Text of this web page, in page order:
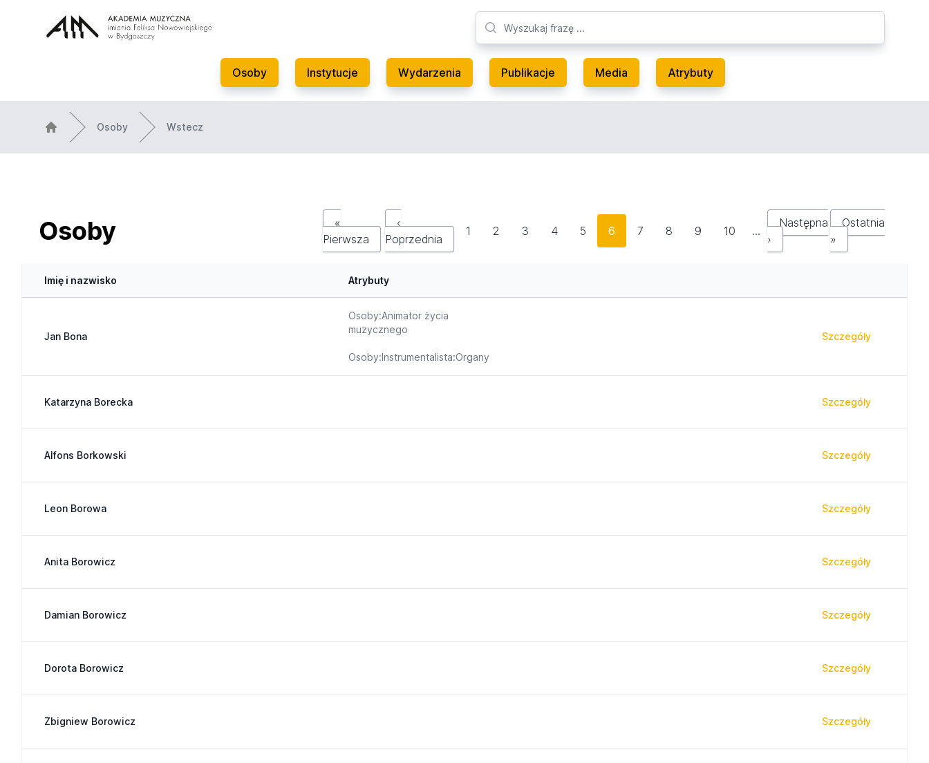
Osoby Instytucje Wydarzenia Publikacje Media Atrybuty
Osoby Wstecz
Osoby
«
Pierwsza
‹
Poprzednia
1 2 3 4 5 6 7 8 9 10 …
Następna
›
Ostatnia
»
Imię i nazwisko Atrybuty
Jan Bona
Osoby:Animator życia
muzycznego
Osoby:Instrumentalista:Organy
Szczegóły
Katarzyna Borecka Szczegóły
Alfons Borkowski Szczegóły
Leon Borowa Szczegóły
Anita Borowicz Szczegóły
Damian Borowicz Szczegóły
Dorota Borowicz Szczegóły
Zbigniew Borowicz Szczegóły